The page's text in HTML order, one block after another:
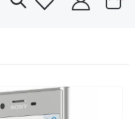
Cart